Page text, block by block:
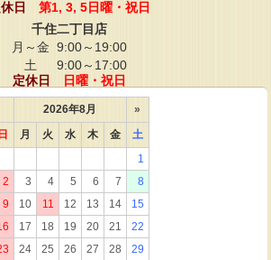
日
第1, 3, 5日曜・祝日
千住二丁目店
月～金 9:00～19:00
土
9:00～17:00
定休日
日曜・祝日